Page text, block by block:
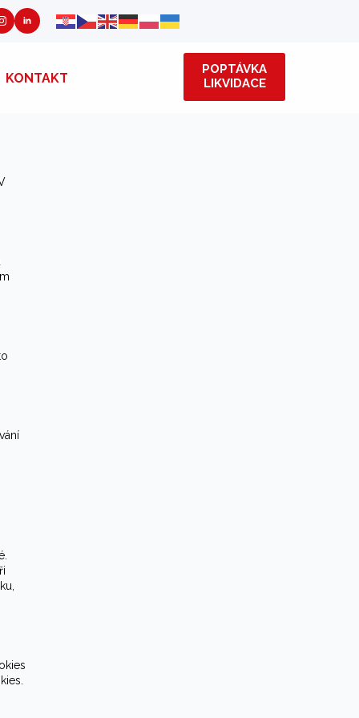
KONTAKT
POPTÁVKA
LIKVIDACE